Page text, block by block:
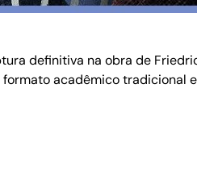
definitiva na obra de
acadêmico tradicional